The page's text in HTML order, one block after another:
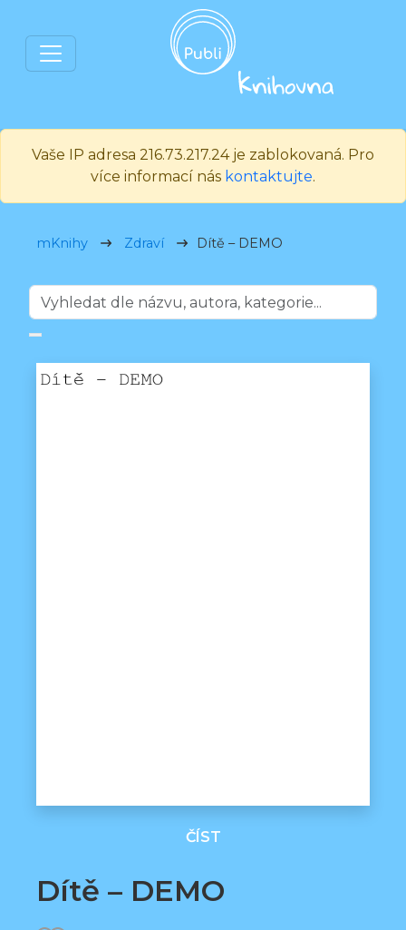
Vaše IP adresa 216.73.217.24 je zablokovaná. Pro
více informací nás kontaktujte.
mKnihy Zdraví Dítě – DEMO
ČÍST
Dítě – DEMO